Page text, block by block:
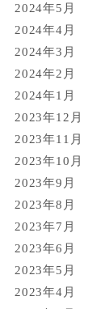
2024年5月
2024年4月
2024年3月
2024年2月
2024年1月
2023年12月
2023年11月
2023年10月
2023年9月
2023年8月
2023年7月
2023年6月
2023年5月
2023年4月